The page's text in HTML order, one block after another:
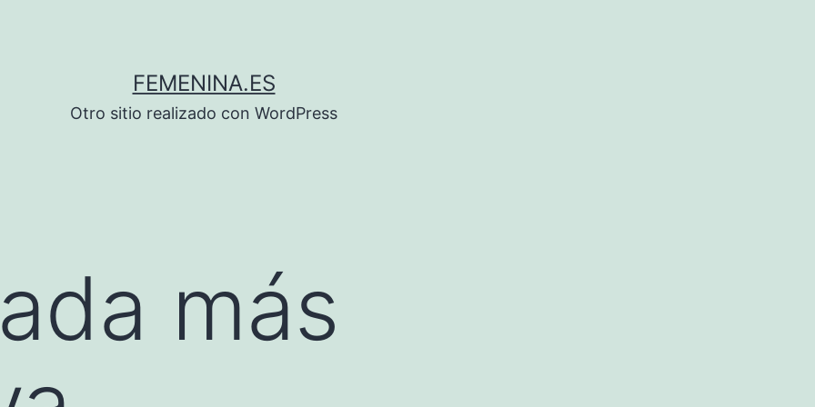
FEMENINA.ES
Otro sitio realizado con WordPress
más